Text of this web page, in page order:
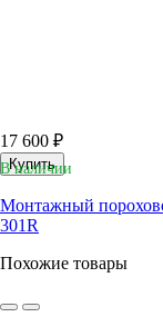
17 600 ₽
Купить
В наличии
Монтажный
301R
Похожие товары